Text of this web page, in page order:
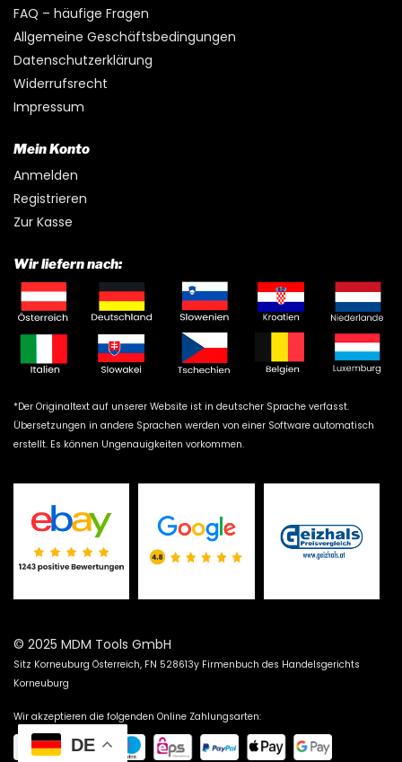
FAQ – häufige Fragen
Allgemeine Geschäftsbedingungen
Datenschutzerklärung
Widerrufsrecht
Impressum
Mein Konto
Anmelden
Registrieren
Zur Kasse
Wir liefern nach:
*Der Originaltext auf unserer Website ist in deutscher Sprache verfasst.
Übersetzungen in andere Sprachen werden von einer Software automatisch
erstellt. Es können Ungenauigkeiten vorkommen.
© 2025 MDM Tools GmbH
Sitz Korneuburg Österreich, FN 528613y Firmenbuch des Handelsgerichts
Korneuburg
Wir akzeptieren die folgenden Online Zahlungsarten:
DE